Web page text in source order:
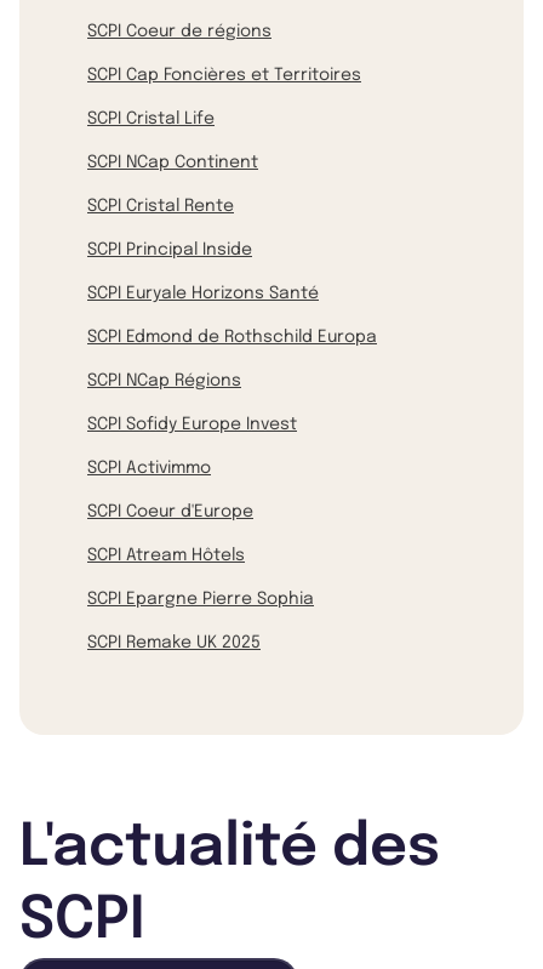
SCPI Coeur de régions
SCPI Cap Foncières et Territoires
SCPI Cristal Life
SCPI NCap Continent
SCPI Cristal Rente
SCPI Principal Inside
SCPI Euryale Horizons Santé
SCPI Edmond de Rothschild Europa
SCPI NCap Régions
SCPI Sofidy Europe Invest
SCPI Activimmo
SCPI Coeur d'Europe
SCPI Atream Hôtels
SCPI Epargne Pierre Sophia
SCPI Remake UK 2025
L'actualité des
SCPI